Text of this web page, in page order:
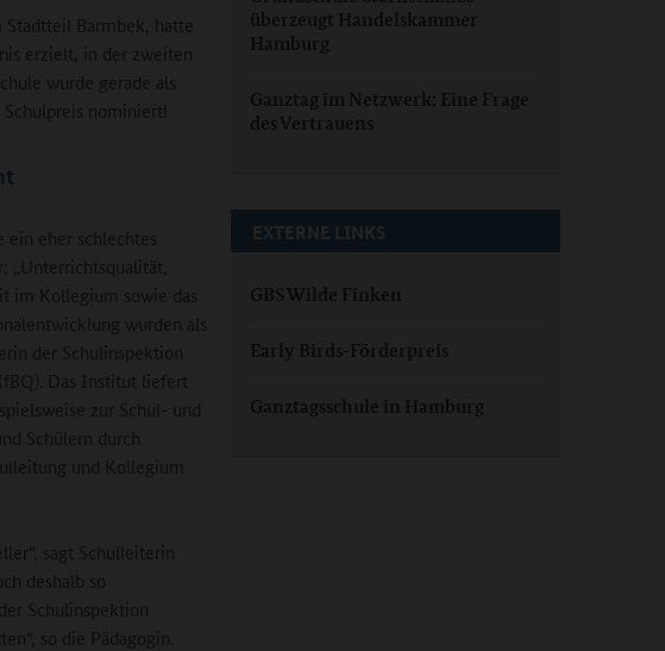
Barmbek, hatte
erzielt, in der zweiten
wurde gerade als
nominiert!
eher schlechtes
„Unterrichtsqualität,
im Kollegium sowie das
wurden als
der Schulinspektion
Das Institut liefert
zur Schul- und
Schülern durch
und Kollegium
sagt Schulleiterin
deshalb so
Schulinspektion
so die Pädagogin.
überzeugt Handelskammer
Hamburg
Ganztag im Netzwerk: Eine Frage
des Vertrauens
EXTERNE LINKS
GBS Wilde Finken
Early Birds-Förderpreis
Ganztagsschule in Hamburg